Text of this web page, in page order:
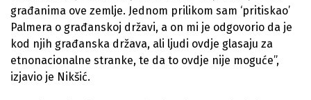
građanima ove zemlje. Jednom prilikom sam ‘pritiskao’
Palmera o građanskoj državi, a on mi je odgovorio da je
kod njih građanska država, ali ljudi ovdje glasaju za
etnonacionalne stranke, te da to ovdje nije moguće”,
izjavio je Nikšić.